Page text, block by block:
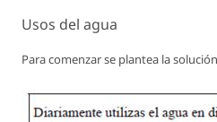
Usos del agua
Para comenzar se plantea la